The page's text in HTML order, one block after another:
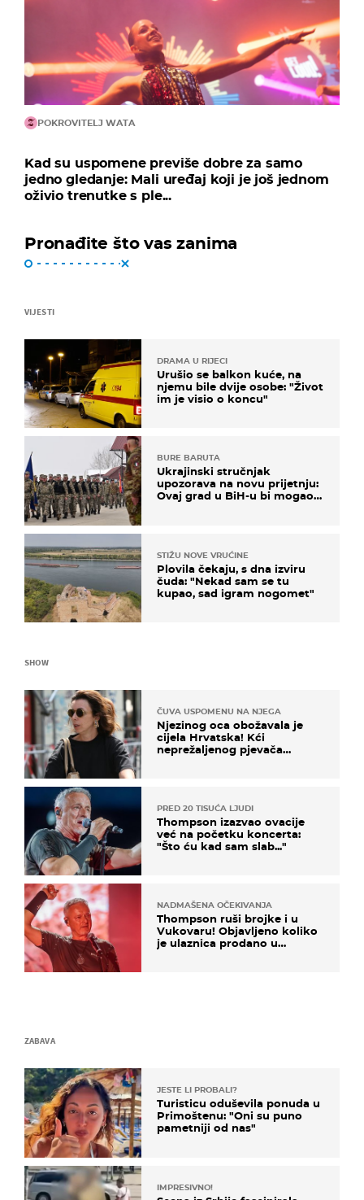
POKROVITELJ WATA
Kad su uspomene previše dobre za samo
jedno gledanje: Mali uređaj koji je još jednom
oživio trenutke s ple...
Pronađite što vas zanima
VIJESTI
DRAMA U RIJECI
Urušio se balkon kuće, na
njemu bile dvije osobe: "Život
im je visio o koncu"
BURE BARUTA
Ukrajinski stručnjak
upozorava na novu prijetnju:
Ovaj grad u BiH-u bi mogao
STIŽU NOVE VRUĆINE
Plovila čekaju, s dna izviru
čuda: "Nekad sam se tu
kupao, sad igram nogomet"
SHOW
ČUVA USPOMENU NA NJEGA
Njezinog oca obožavala je
cijela Hrvatska! Kći
neprežaljenog pjevača
PRED 20 TISUĆA LJUDI
Thompson izazvao ovacije
već na početku koncerta:
"Što ću kad sam slab..."
NADMAŠENA OČEKIVANJA
Thompson ruši brojke i u
Vukovaru! Objavljeno koliko
je ulaznica prodano u
ZABAVA
JESTE LI PROBALI?
Turisticu oduševila ponuda u
Primoštenu: "Oni su puno
pametniji od nas"
IMPRESIVNO!